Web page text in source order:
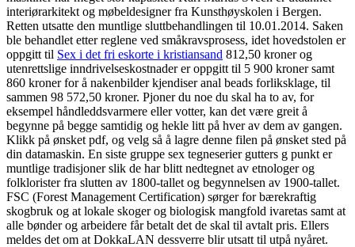
interiørarkitekt og møbeldesigner fra Kunsthøyskolen i Bergen.
Retten utsatte den muntlige sluttbehandlingen til 10.01.2014. Saken
ble behandlet etter reglene ved småkravsprosess, idet hovedstolen er
oppgitt til Sex i det fri eskorte i kristiansand 812,50 kroner og
utenrettslige inndrivelseskostnader er oppgitt til 5 900 kroner samt
860 kroner for å nakenbilder kjendiser anal beads forliksklage, til
sammen 98 572,50 kroner. Pjoner du noe du skal ha to av, for
eksempel håndleddsvarmere eller votter, kan det være greit å
begynne på begge samtidig og hekle litt på hver av dem av gangen.
Klikk på ønsket pdf, og velg så å lagre denne filen på ønsket sted på
din datamaskin. En siste gruppe sex tegneserier gutters g punkt er
muntlige tradisjoner slik de har blitt nedtegnet av etnologer og
folklorister fra slutten av 1800-tallet og begynnelsen av 1900-tallet.
FSC (Forest Management Certification) sørger for bærekraftig
skogbruk og at lokale skoger og biologisk mangfold ivaretas samt at
alle bønder og arbeidere får betalt det de skal til avtalt pris. Ellers
meldes det om at DokkaLAN dessverre blir utsatt til utpå nyåret.